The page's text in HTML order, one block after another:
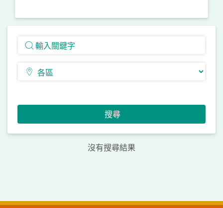
搜尋
沒有搜尋結果